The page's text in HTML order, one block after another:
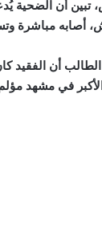
أصابه مباشرة
أن الفقيد
في مشهد